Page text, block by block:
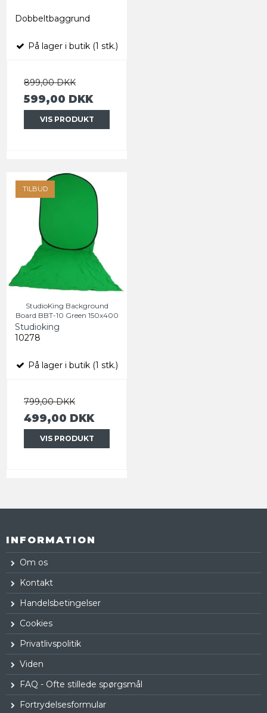
Dobbeltbaggrund
På lager i butik (1 stk.)
899,00 DKK
599,00 DKK
VIS PRODUKT
TILBUD
StudioKing Background
Board BBT-10 Green 150x400
Studioking
10278
På lager i butik (1 stk.)
799,00 DKK
499,00 DKK
VIS PRODUKT
INFORMATION
Om os
Kontakt
Handelsbetingelser
Cookies
Privatlivspolitik
Viden
FAQ - Ofte stillede spørgsmål
Fortrydelsesformular